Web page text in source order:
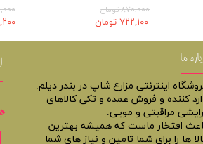
۸۷۰,۰۰۰ تومان
۷۲۲,۱۰۰ تومان
ما
اینترنتی مزارع شاپ در بندر دیلم.
کننده و فروش عمده و تکی کالاهای
مراقبتی و مویی.
افتخار ماست که همیشه بهترین
ها را برای شما تامین و نیاز های شما